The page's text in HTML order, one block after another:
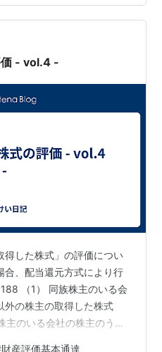
している社宅が小規模住宅*
以上の金額は次のような取
：国税庁HP 小規模な住宅
の建物の場合には床面積
価 - vol.4 -
得した株式」の評価につい
合、配当還元方式により行
（1） 同族株主のいる会
外の株主の取得した株式
主のいる会社の株主のう
財産評価基本通達